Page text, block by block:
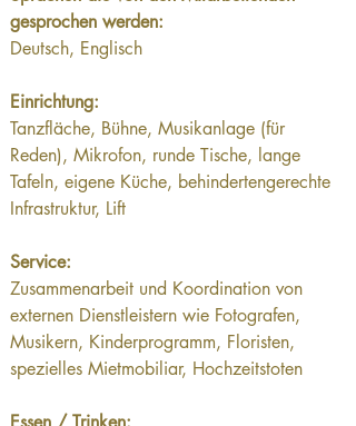
gesprochen werden:
Deutsch, Englisch
Einrichtung:
Tanzfläche, Bühne, Musikanlage (für
Reden), Mikrofon, runde Tische, lange
Tafeln, eigene Küche, behindertengerechte
Infrastruktur, Lift
Service:
Zusammenarbeit und Koordination von
externen Dienstleistern wie Fotografen,
Musikern, Kinderprogramm, Floristen,
spezielles Mietmobiliar, Hochzeitstoten